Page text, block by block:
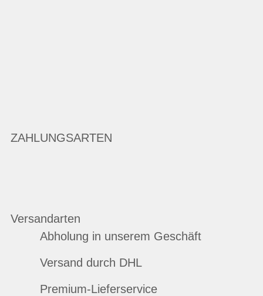
ZAHLUNGSARTEN
Versandarten
Abholung in unserem Geschäft
Versand durch DHL
Premium-Lieferservice